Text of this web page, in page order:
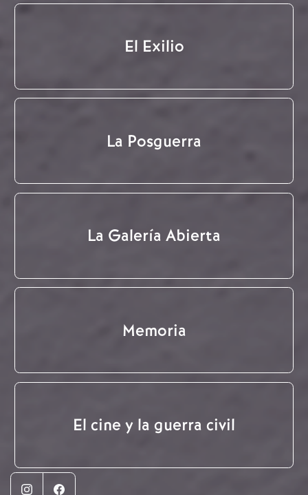
El Exilio
La Posguerra
La Galería Abierta
Memoria
El cine y la guerra civil
InstagramFacebook